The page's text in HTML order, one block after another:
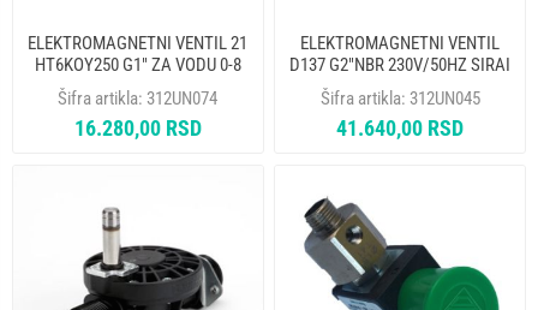
ELEKTROMAGNETNI VENTIL 21
HT6KOY250 G1" ZA VODU 0-8
BAR -10C/+90C Fi 25mm 24V
DC ODE
Šifra artikla: 312UN074
16.280,00 RSD
ELEKTROMAGNETNI VENTIL
D137 G2"NBR 230V/50HZ SIRAI
KREBE TIPPO PRIMAT
Šifra artikla: 312UN045
41.640,00 RSD